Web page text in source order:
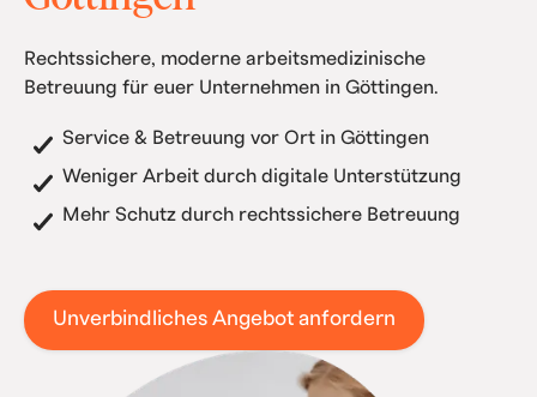
Rechtssichere, moderne arbeitsmedizinische
Betreuung für euer Unternehmen in Göttingen.
Service & Betreuung vor Ort in Göttingen
Weniger Arbeit durch digitale Unterstützung
Mehr Schutz durch rechtssichere Betreuung
Unverbindliches Angebot anfordern